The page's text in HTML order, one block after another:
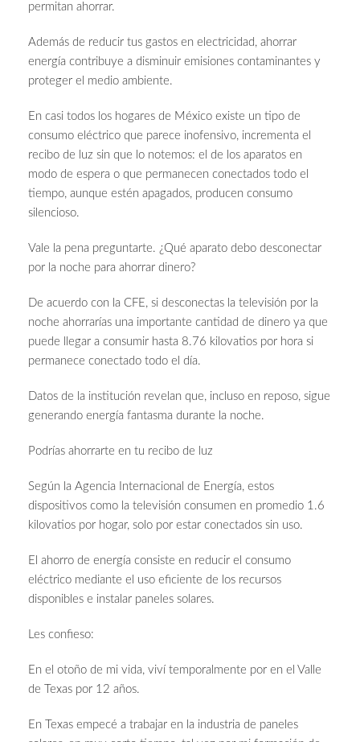
permitan ahorrar.
Además de reducir tus gastos en electricidad, ahorrar
energía contribuye a disminuir emisiones contaminantes y
proteger el medio ambiente.
En casi todos los hogares de México existe un tipo de
consumo eléctrico que parece inofensivo, incrementa el
recibo de luz sin que lo notemos: el de los aparatos en
modo de espera o que permanecen conectados todo el
tiempo, aunque estén apagados, producen consumo
silencioso.
Vale la pena preguntarte. ¿Qué aparato debo desconectar
por la noche para ahorrar dinero?
De acuerdo con la CFE, si desconectas la televisión por la
noche ahorrarías una importante cantidad de dinero ya que
puede llegar a consumir hasta 8.76 kilovatios por hora si
permanece conectado todo el día.
Datos de la institución revelan que, incluso en reposo, sigue
generando energía fantasma durante la noche.
Podrías ahorrarte en tu recibo de luz
Según la Agencia Internacional de Energía, estos
dispositivos como la televisión consumen en promedio 1.6
kilovatios por hogar, solo por estar conectados sin uso.
El ahorro de energía consiste en reducir el consumo
eléctrico mediante el uso eficiente de los recursos
disponibles e instalar paneles solares.
Les confieso:
En el otoño de mi vida, viví temporalmente por en el Valle
de Texas por 12 años.
En Texas empecé a trabajar en la industria de paneles